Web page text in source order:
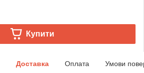
Купити
Доставка Оплата Умови